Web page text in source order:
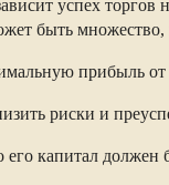
успех
быть множество,
прибыль
риски и
его капитал